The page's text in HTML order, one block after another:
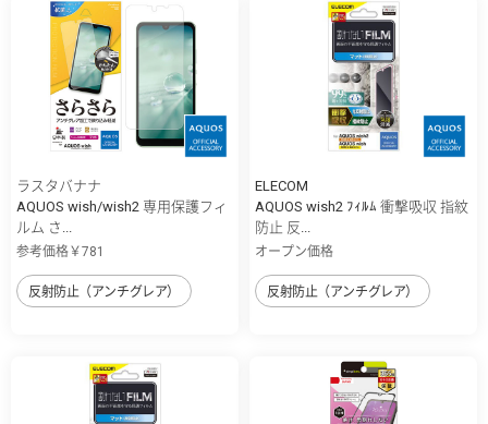
ラスタバナナ
AQUOS wish/wish2 専用保護フィ
ルム さ...
参考価格￥781
反射防止（アンチグレア）
ELECOM
AQUOS wish2 ﾌｨﾙﾑ 衝撃吸収 指紋
防止 反...
オープン価格
反射防止（アンチグレア）